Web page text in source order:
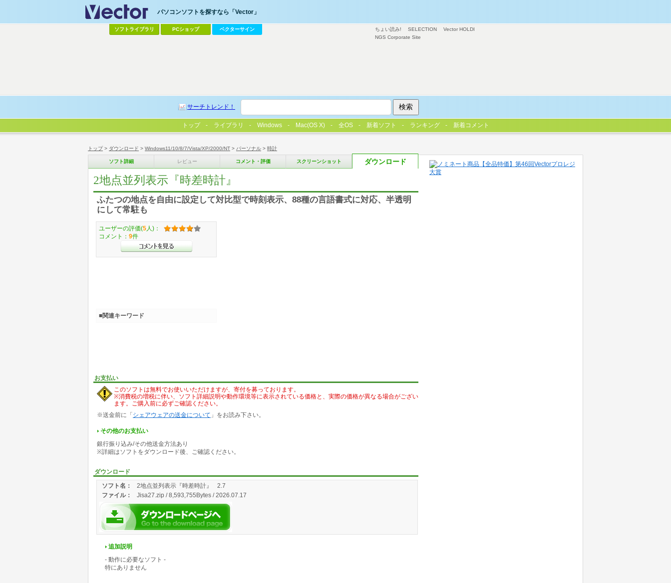
トップ> ダウンロード > Windows11/10/8/7/Vista/XP/2000/NT > パーソナル > 時計
ソフト詳細 レビュー コメント・評価 スクリーンショット ダウンロード
2地点並列表示『時差時計』
ふたつの地点を自由に設定して対比型で時刻表示、88種の言語書式に対応、半透明
にして常駐も
お支払い
このソフトは無料でお使いいただけますが、寄付を募っております。
※消費税の増税に伴い、ソフト詳細説明や動作環境等に表示されている価格と、実際の価格が異なる場合がござい
ます。ご購入前に必ずご確認ください。
※送金前に「シェアウェアの送金について 」をお読み下さい。
その他のお支払い
銀行振り込み/その他送金方法あり
※詳細はソフトをダウンロード後、ご確認ください。
ダウンロード
ソフト名：
2地点並列表示『時差時計』 2.7
ファイル： Jisa27.zip / 8,593,755Bytes / 2026.07.17
追加説明
- 動作に必要なソフト -
特にありません
ユーザーの評価(5 人)：
コメント： 9件
■関連キーワード
ちょい読み! SELECTION
Vector HOLDI
NGS Corporate Site
パソコンソフトを探すなら「Vector」
ソフトライブラリ PCショップ ベクターサイン
サーチトレンド！
トップ ライブラリ Windows Mac(OS X) 全OS 新着ソフト ランキング 新着コメント